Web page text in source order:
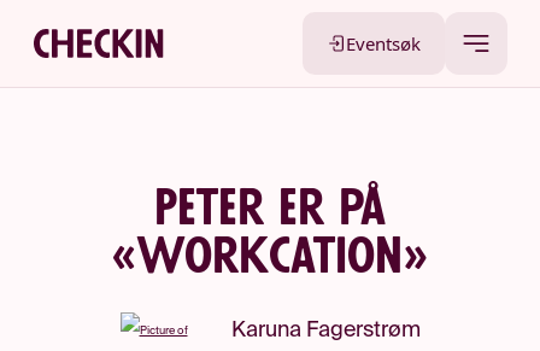
Eventsøk
Peter er på
«workcation»
Karuna Fagerstrøm